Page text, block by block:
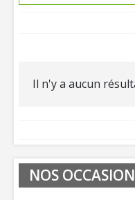
Il n'y a aucun
NOS